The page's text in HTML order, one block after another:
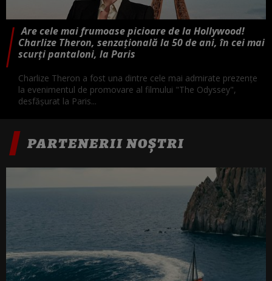
Are cele mai frumoase picioare de la Hollywood!
Charlize Theron, senzațională la 50 de ani, în cei mai
scurți pantaloni, la Paris
Charlize Theron a fost una dintre cele mai admirate prezențe
la evenimentul de promovare al filmului "The Odyssey",
desfășurat la Paris...
PARTENERII NOȘTRI